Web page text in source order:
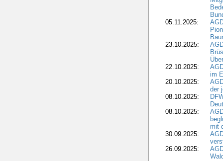
05.11.2025:
23.10.2025:
22.10.2025:
im
20.10.2025:
der
08.10.2025:
08.10.2025:
mit
30.09.2025:
26.09.2025: